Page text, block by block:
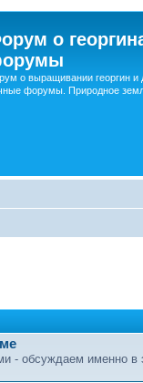
о
о выращивании георгин и
форумы. Природное
- обсуждаем именно в